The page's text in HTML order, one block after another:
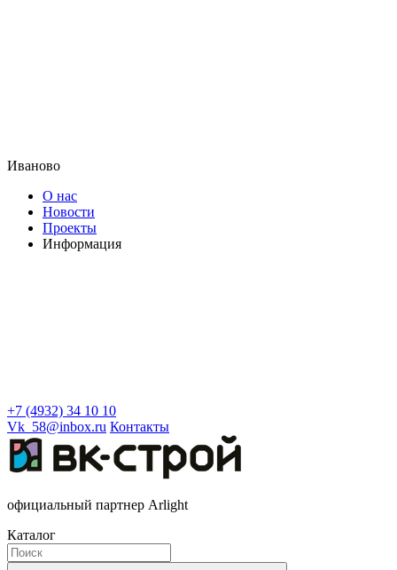
Иваново
О нас
Новости
Проекты
Информация
+7 (4932) 34 10 10
Vk_58@inbox.ru Контакты
официальный партнер Arlight
Каталог